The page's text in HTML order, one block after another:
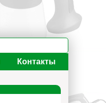
Контакты